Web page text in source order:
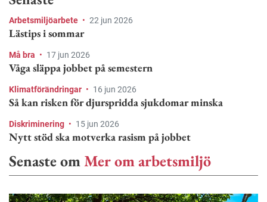
Arbetsmiljöarbete • 22 jun 2026
Lästips i sommar
Må bra • 17 jun 2026
Våga släppa jobbet på semestern
Klimatförändringar • 16 jun 2026
Så kan risken för djurspridda sjukdomar minska
Diskriminering • 15 jun 2026
Nytt stöd ska motverka rasism på jobbet
Senaste omMer om arbetsmiljö